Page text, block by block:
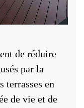
de réduire
par la
terrasses en
de vie et de